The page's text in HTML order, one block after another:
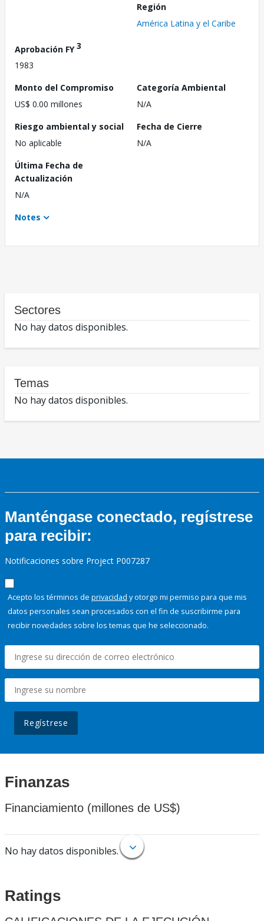
Región
América Latina y el Caribe
Aprobación FY3
1983
Monto del Compromiso
US$ 0.00 millones
Categoría Ambiental
N/A
Riesgo ambiental y social
No aplicable
Fecha de Cierre
N/A
Última Fecha de
Actualización
N/A
Notes
Sectores
No hay datos disponibles.
Temas
No hay datos disponibles.
Manténgase conectado, regístrese
para recibir:
Notificaciones sobre Project P007287
Acepto los términos de privacidad y otorgo mi permiso para que mis
datos personales sean procesados con el fin de suscribirme para
recibir novedades sobre los temas que he seleccionado.
Regístrese
Finanzas
Financiamiento (millones de US$)
No hay datos disponibles.
Ratings